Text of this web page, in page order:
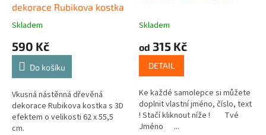
dekorace Rubikova kostka
Skladem
590 Kč
Do košíku
Vkusná nástěnná dřevěná
dekorace Rubikova kostka s 3D
efektem o velikosti 62 x 55,5
cm.
Skladem
od 315 Kč
DETAIL
Ke každé samolepce si můžete
doplnit vlastní jméno, číslo, text
! Stačí kliknout níže ! Tvé
Jméno ...